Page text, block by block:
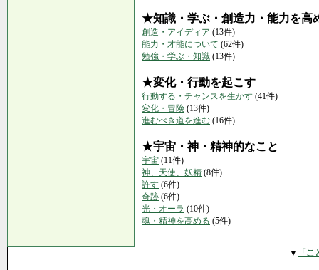
★知識・学ぶ・創造力・能力を高
創造・アイディア (13件)
能力・才能について (62件)
勉強・学ぶ・知識 (13件)
★変化・行動を起こす
行動する・チャンスを生かす (41件)
変化・冒険 (13件)
進むべき道を進む (16件)
★宇宙・神・精神的なこと
宇宙 (11件)
神、天使、妖精 (8件)
許す (6件)
奇跡 (6件)
光・オーラ (10件)
魂・精神を高める (5件)
▼ 「